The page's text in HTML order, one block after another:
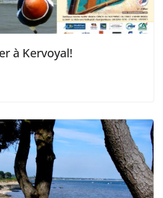
à Kervoyal!